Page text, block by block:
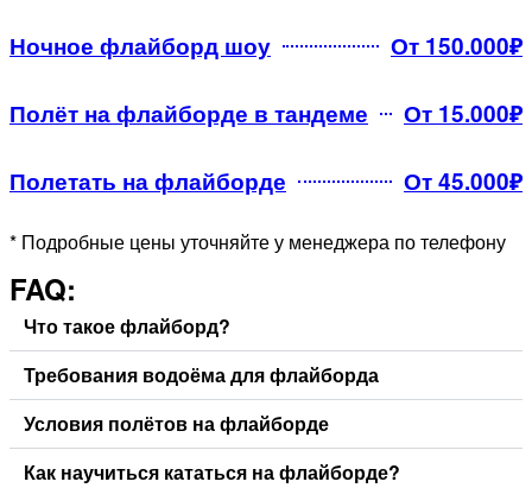
Ночное флайборд шоу От 150.000₽
Полёт на флайборде в тандеме От 15.000₽
Полетать на флайборде От 45.000₽
* Подробные цены уточняйте у менеджера по телефону
FAQ:
Что такое флайборд?
Требования водоёма для флайборда
Условия полётов на флайборде
Как научиться кататься на флайборде?